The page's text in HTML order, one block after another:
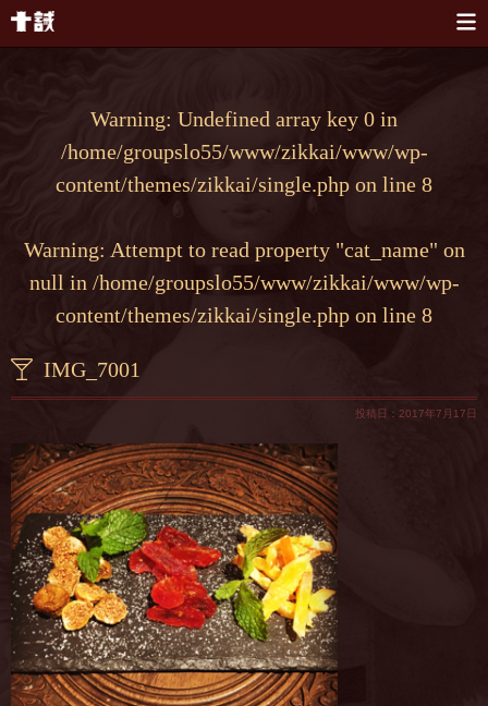
Warning: Undefined array key 0 in
/home/groupslo55/www/zikkai/www/wp-
content/themes/zikkai/single.php on line 8
Warning: Attempt to read property "cat_name" on
null in /home/groupslo55/www/zikkai/www/wp-
content/themes/zikkai/single.php on line 8
IMG_7001
投稿日：2017年7月17日